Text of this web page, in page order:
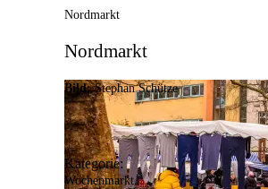
Nordmarkt
Nordmarkt
Bild: Stephan Schütze
Kategorie:
Wochenmarkt